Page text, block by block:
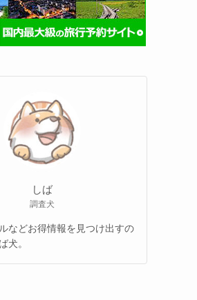
しば
調査犬
などお得情報を見つけ出すの
犬。